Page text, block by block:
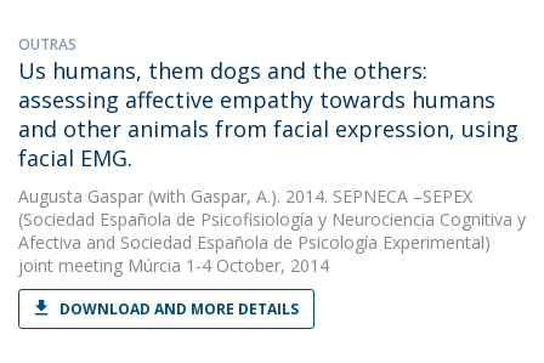
OUTRAS
Us humans, them dogs and the others:
assessing affective empathy towards humans
and other animals from facial expression, using
facial EMG.
Augusta Gaspar (with Gaspar, A.). 2014. SEPNECA –SEPEX
(Sociedad Española de Psicofisiología y Neurociencia Cognitiva y
Afectiva and Sociedad Española de Psicología Experimental)
joint meeting Múrcia 1-4 October, 2014
DOWNLOAD AND MORE DETAILS